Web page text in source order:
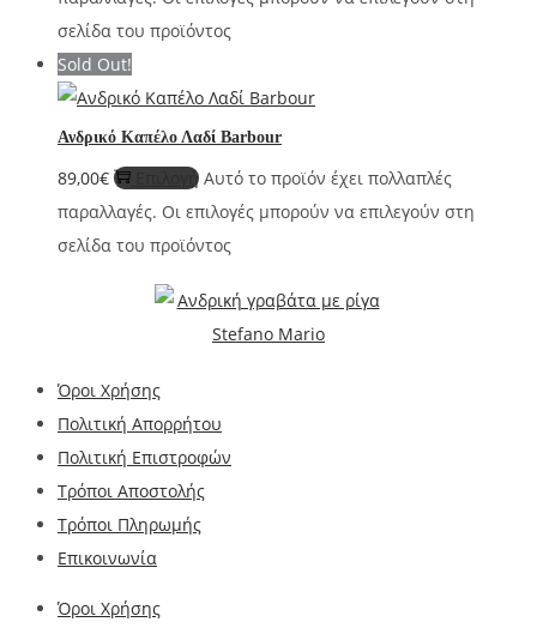
σελίδα του προϊόντος
Sold Out!
Ανδρικό Καπέλο Λαδί Barbour
89,00€ Επιλογή Αυτό το προϊόν έχει πολλαπλές
παραλλαγές. Οι επιλογές μπορούν να επιλεγούν στη
σελίδα του προϊόντος
Όροι Χρήσης
Πολιτική Απορρήτου
Πολιτική Επιστροφών
Τρόποι Αποστολής
Τρόποι Πληρωμής
Επικοινωνία
Όροι Χρήσης